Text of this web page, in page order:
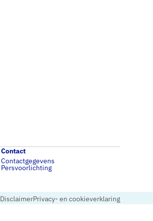
Contact
Contactgegevens
Persvoorlichting
DisclaimerPrivacy- en cookieverklaring